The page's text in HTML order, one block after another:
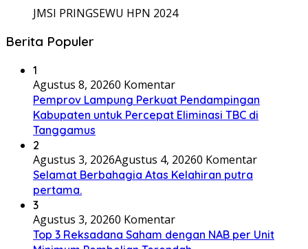
JMSI PRINGSEWU HPN 2024
Berita Populer
1
Agustus 8, 20260 Komentar
Pemprov Lampung Perkuat Pendampingan
Kabupaten untuk Percepat Eliminasi TBC di
Tanggamus
2
Agustus 3, 2026Agustus 4, 20260 Komentar
Selamat Berbahagia Atas Kelahiran putra
pertama.
3
Agustus 3, 20260 Komentar
Top 3 Reksadana Saham dengan NAB per Unit